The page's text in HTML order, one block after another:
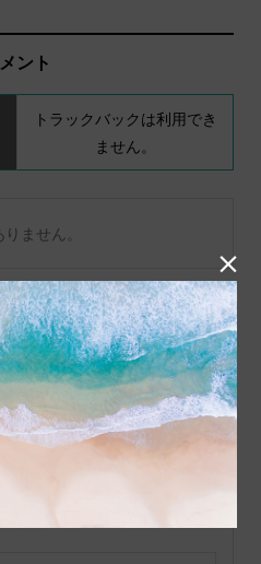
ント
トラックバックは利用でき
ません。
ません。
せん
